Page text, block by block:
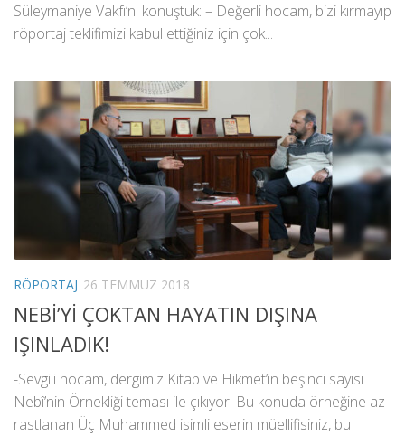
Süleymaniye Vakfı’nı konuştuk: – Değerli hocam, bizi kırmayıp
röportaj teklifimizi kabul ettiğiniz için çok...
RÖPORTAJ 26 TEMMUZ 2018
NEBİ’Yİ ÇOKTAN HAYATIN DIŞINA
IŞINLADIK!
-Sevgili hocam, dergimiz Kitap ve Hikmet’in beşinci sayısı
Nebî’nin Örnekliği teması ile çıkıyor. Bu konuda örneğine az
rastlanan Üç Muhammed isimli eserin müellifisiniz, bu